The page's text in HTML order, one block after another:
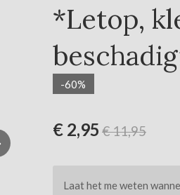
*Letop,
-60%
€ 2,95 € 11,95
Laat het me weten